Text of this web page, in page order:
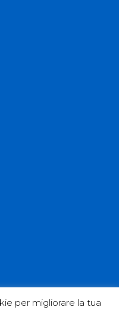
per migliorare la tua